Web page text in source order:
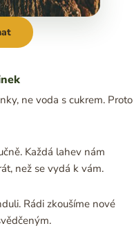
ne voda s cukrem. Proto
Každá lahev nám
než se vydá k vám.
Rádi zkoušíme nové